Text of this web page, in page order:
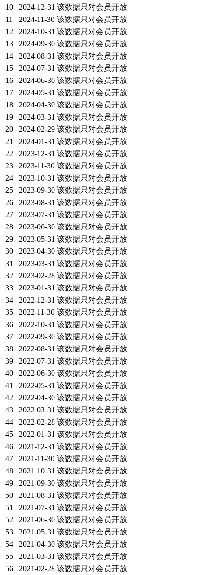
10
2024-12-31 该数据只对会员开放
11
2024-11-30 该数据只对会员开放
12
2024-10-31 该数据只对会员开放
13
2024-09-30 该数据只对会员开放
14
2024-08-31 该数据只对会员开放
15
2024-07-31 该数据只对会员开放
16
2024-06-30 该数据只对会员开放
17
2024-05-31 该数据只对会员开放
18
2024-04-30 该数据只对会员开放
19
2024-03-31 该数据只对会员开放
20
2024-02-29 该数据只对会员开放
21
2024-01-31 该数据只对会员开放
22
2023-12-31 该数据只对会员开放
23
2023-11-30 该数据只对会员开放
24
2023-10-31 该数据只对会员开放
25
2023-09-30 该数据只对会员开放
26
2023-08-31 该数据只对会员开放
27
2023-07-31 该数据只对会员开放
28
2023-06-30 该数据只对会员开放
29
2023-05-31 该数据只对会员开放
30
2023-04-30 该数据只对会员开放
31
2023-03-31 该数据只对会员开放
32
2023-02-28 该数据只对会员开放
33
2023-01-31 该数据只对会员开放
34
2022-12-31 该数据只对会员开放
35
2022-11-30 该数据只对会员开放
36
2022-10-31 该数据只对会员开放
37
2022-09-30 该数据只对会员开放
38
2022-08-31 该数据只对会员开放
39
2022-07-31 该数据只对会员开放
40
2022-06-30 该数据只对会员开放
41
2022-05-31 该数据只对会员开放
42
2022-04-30 该数据只对会员开放
43
2022-03-31 该数据只对会员开放
44
2022-02-28 该数据只对会员开放
45
2022-01-31 该数据只对会员开放
46
2021-12-31 该数据只对会员开放
47
2021-11-30 该数据只对会员开放
48
2021-10-31 该数据只对会员开放
49
2021-09-30 该数据只对会员开放
50
2021-08-31 该数据只对会员开放
51
2021-07-31 该数据只对会员开放
52
2021-06-30 该数据只对会员开放
53
2021-05-31 该数据只对会员开放
54
2021-04-30 该数据只对会员开放
55
2021-03-31 该数据只对会员开放
56
2021-02-28 该数据只对会员开放